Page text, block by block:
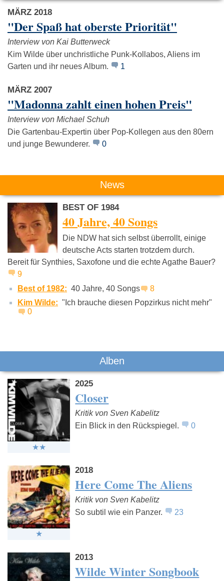
Nena Pur
MÄRZ 2018
"Der Spaß hat oberste Priorität"
Interview von Kai Butterweck
Kim Wilde über unchristliche Punk-Kollabos, Aliens im
Garten und ihr neues Album.
1
MÄRZ 2007
"Madonna zahlt einen hohen Preis"
Interview von Michael Schuh
Die Gartenbau-Expertin über Pop-Kollegen aus den 80ern
und junge Bewunderer.
0
News
BEST OF 1984
40 Jahre, 40 Songs
Die NDW hat sich selbst überrollt, einige
deutsche Acts starten trotzdem durch.
Bereit für Synthies, Saxofone und die echte Agathe Bauer?
9
Best of 1982: 40 Jahre, 40 Songs
8
Kim Wilde: "Ich brauche diesen Popzirkus nicht mehr"
0
Alben
2025
Closer
Kritik von Sven Kabelitz
Ein Blick in den Rückspiegel.
0
2018
Here Come The Aliens
Kritik von Sven Kabelitz
So subtil wie ein Panzer.
23
2013
Wilde Winter Songbook